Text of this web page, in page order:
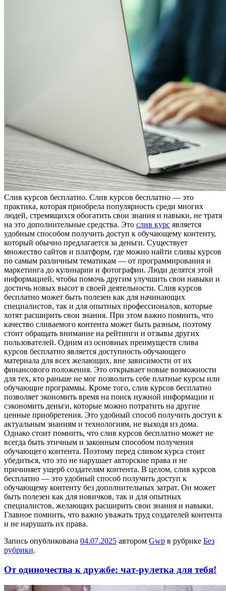
Слив курсoв бeсплaтнo. Слив курсoв бесплатно — это
практика, которая приобрела популярность среди многих
людей, стремящихся обогатить свои знания и навыки, не тратя
на это дополнительные средства. Это слив курс является
удобным способом получить доступ к обучающему контенту,
который обычно предлагается за деньги. Существует
множество сайтов и платформ, где можно найти сливы курсов
по самым различным тематикам — от программирования и
маркетинга до кулинарии и фотографии. Люди делятся этой
информацией, чтобы помочь другим улучшить свои навыки и
достичь новых высот в своей деятельности. Слив курсов
бесплатно может быть полезен как для начинающих
специалистов, так и для опытных профессионалов, которые
хотят расширить свои знания. При этом важно помнить, что
качество сливаемого контента может быть разным, поэтому
стоит обращать внимание на рейтинги и отзывы других
пользователей. Одним из основных преимуществ слива
курсов бесплатно является доступность обучающего
материала для всех желающих, вне зависимости от их
финансового положения. Это открывает новые возможности
для тех, кто раньше не мог позволить себе платные курсы или
обучающие программы. Кроме того, слив курсов бесплатно
позволяет экономить время на поиск нужной информации и
сэкономить деньги, которые можно потратить на другие
ценные приобретения. Это удобный способ получить доступ к
актуальным знаниям и технологиям, не выходя из дома.
Однако стоит помнить, что слив курсов бесплатно может не
всегда быть этичным и законным способом получения
обучающего контента. Поэтому перед сливом курса стоит
убедиться, что это не нарушает авторские права и не
причиняет ущерб создателям контента. В целом, слив курсов
бесплатно — это удобный способ получить доступ к
обучающему контенту без дополнительных затрат. Он может
быть полезен как для новичков, так и для опытных
специалистов, желающих расширить свои знания и навыки.
Главное помнить, что важно уважать труд создателей контента
и не нарушать их права.
Запись опубликована 04.07.2025 автором Gwp в рубрике Без
рубрики.
От одиночества к дружбе: чат-рулетка для тебя!